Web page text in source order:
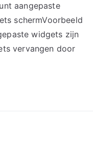
aangepaste
schermVoorbeeld
widgets zijn
vervangen door